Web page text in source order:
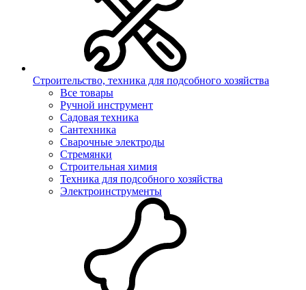
Строительство, техника для подсобного хозяйства
Все товары
Ручной инструмент
Садовая техника
Сантехника
Сварочные электроды
Стремянки
Строительная химия
Техника для подсобного хозяйства
Электроинструменты